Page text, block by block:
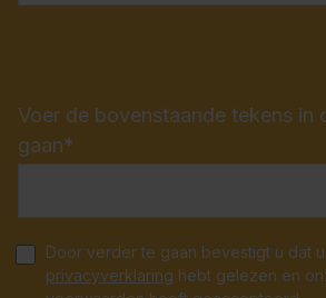
Voer de bovenstaande tekens in
gaan*
Door verder te gaan bevestigt u dat
privacyverklaring hebt gelezen en